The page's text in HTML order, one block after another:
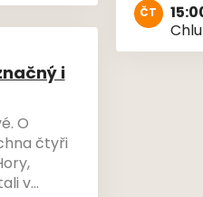
i
O
čtyři
v
ČT